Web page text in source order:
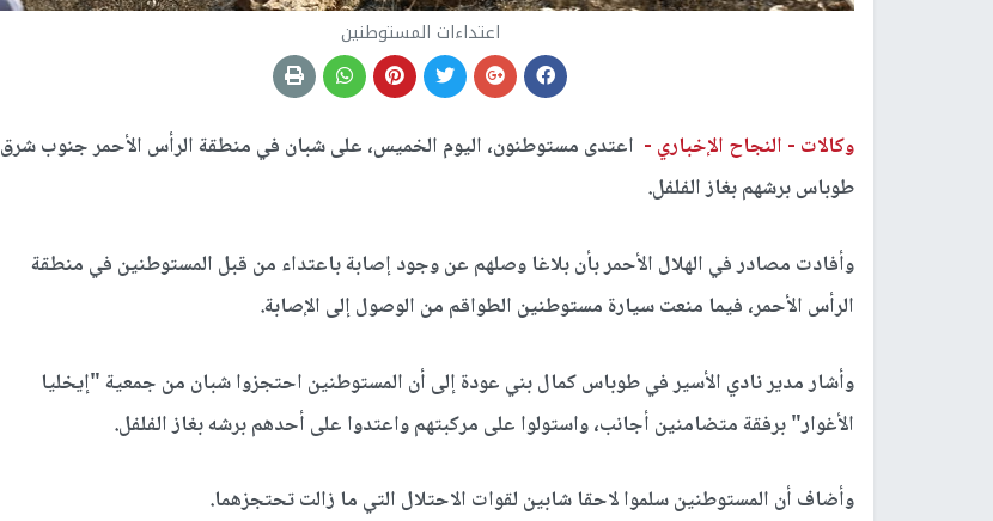
اعتداءات المستوطنين
وكالات - النجاح الإخباري - اعتدى مستوطنون، اليوم الخميس، على شبان في منطقة الرأس الأحمر جنوب شرق
طوباس برشهم بغاز الفلفل.
وأفادت مصادر في الهلال الأحمر بأن بلاغا وصلهم عن وجود إصابة باعتداء من قبل المستوطنين في منطقة
الرأس الأحمر، فيما منعت سيارة مستوطنين الطواقم من الوصول إلى الإصابة.
وأشار مدير نادي الأسير في طوباس كمال بني عودة إلى أن المستوطنين احتجزوا شبان من جمعية "إيخليا
الأغوار" برفقة متضامنين أجانب، واستولوا على مركبتهم واعتدوا على أحدهم برشه بغاز الفلفل.
وأضاف أن المستوطنين سلموا لاحقا شابين لقوات الاحتلال التي ما زالت تحتجزهما.